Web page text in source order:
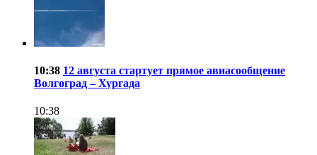
10:38 12 августа стартует прямое авиасообщение
Волгоград – Хургада
10:38